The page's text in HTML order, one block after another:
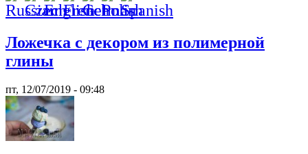
Ложечка с декором из полимерной
глины
пт, 12/07/2019 - 09:48